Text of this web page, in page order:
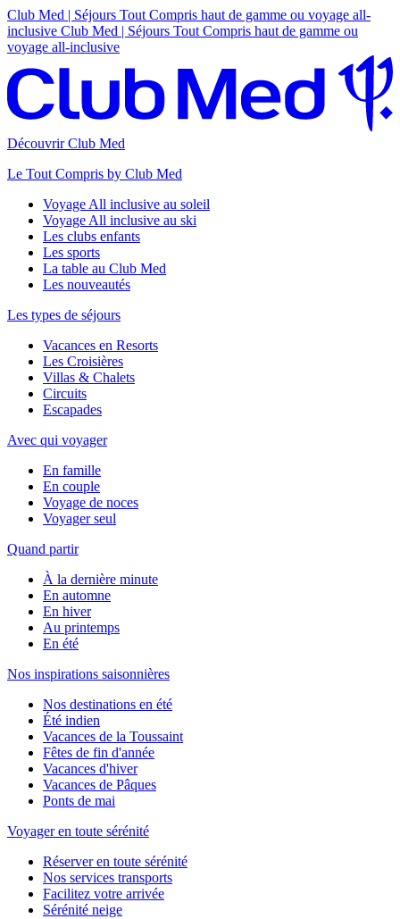
Club Med | Séjours Tout Compris haut de gamme ou voyage all-
inclusive Club Med | Séjours Tout Compris haut de gamme ou
voyage all-inclusive
Découvrir Club Med
Le Tout Compris by Club Med
Voyage All inclusive au soleil
Voyage All inclusive au ski
Les clubs enfants
Les sports
La table au Club Med
Les nouveautés
Les types de séjours
Vacances en Resorts
Les Croisières
Villas & Chalets
Circuits
Escapades
Avec qui voyager
En famille
En couple
Voyage de noces
Voyager seul
Quand partir
À la dernière minute
En automne
En hiver
Au printemps
En été
Nos inspirations saisonnières
Nos destinations en été
Été indien
Vacances de la Toussaint
Fêtes de fin d'année
Vacances d'hiver
Vacances de Pâques
Ponts de mai
Voyager en toute sérénité
Réserver en toute sérénité
Nos services transports
Facilitez votre arrivée
Sérénité neige